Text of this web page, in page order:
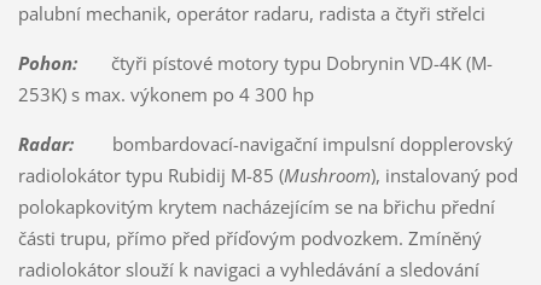
palubní mechanik, operátor radaru, radista a čtyři střelci
Pohon:čtyři pístové motory typu Dobrynin VD-4K (M-
253K) s max. výkonem po 4 300 hp
Radar:bombardovací-navigační impulsní dopplerovský
radiolokátor typu Rubidij M-85 (Mushroom), instalovaný pod
polokapkovitým krytem nacházejícím se na břichu přední
části trupu, přímo před příďovým podvozkem. Zmíněný
radiolokátor slouží k navigaci a vyhledávání a sledování